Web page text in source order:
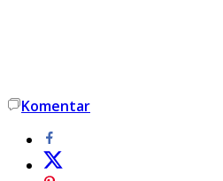
Komentar